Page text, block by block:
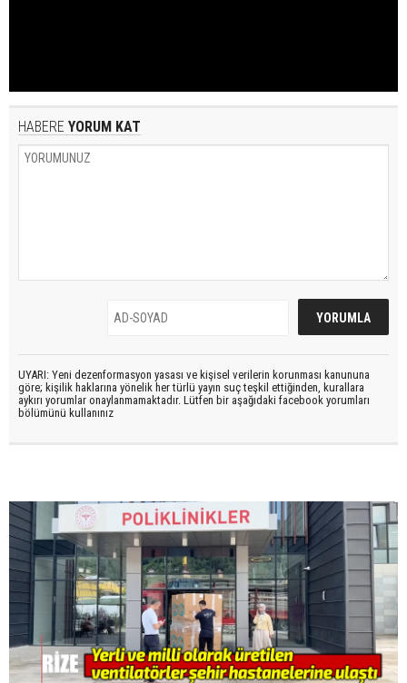
HABERE YORUM KAT
UYARI: Yeni dezenformasyon yasası ve kişisel verilerin korunması kanununa
göre; kişilik haklarına yönelik her türlü yayın suç teşkil ettiğinden, kurallara
aykırı yorumlar onaylanmamaktadır. Lütfen bir aşağıdaki facebook yorumları
bölümünü kullanınız